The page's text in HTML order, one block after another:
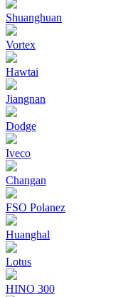
Shuanghuan
Vortex
Hawtai
Jiangnan
Dodge
Iveco
Changan
FSO Polanez
Huanghal
Lotus
HINO 300